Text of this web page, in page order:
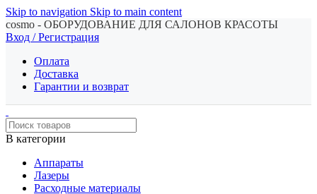
Skip to navigation Skip to main content
cosmo - ОБОРУДОВАНИЕ ДЛЯ САЛОНОВ КРАСОТЫ
Вход / Регистрация
Оплата
Доставка
Гарантии и возврат
В категории
Аппараты
Лазеры
Расходные материалы